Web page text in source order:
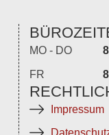
MO - DO
FR
Impressum